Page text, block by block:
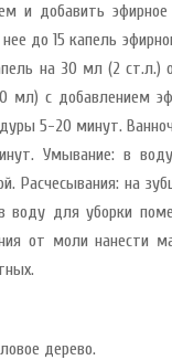
и добавить
до 15 капель
на 30 мл (2 ст.л.)
мл) с добавлением
5-20 минут.
Умывание: в
Расчесывания: на
воду для уборки
от моли нанести
дерево.